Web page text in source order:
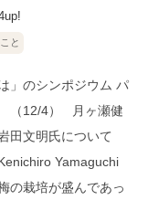
と
」のシンポジウム パ
（12/4） 月ヶ瀬健
田文明氏について
Yamaguchi
の栽培が盛んであっ